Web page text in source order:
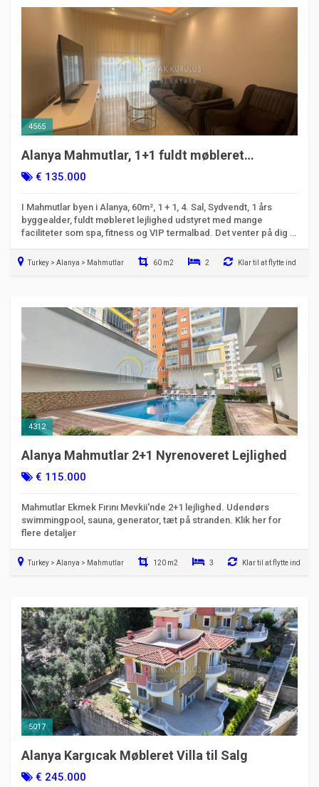
4565
Alanya Mahmutlar, 1+1 fuldt møbleret
lejlighed | Luksusliv og eksklusiv komfort.
€ 135.000
I Mahmutlar byen i Alanya, 60m², 1 + 1, 4. Sal, Sydvendt, 1 års
byggealder, fuldt møbleret lejlighed udstyret med mange
faciliteter som spa, fitness og VIP termalbad. Det venter på dig til
Turkey > Alanya > Mahmutlar 60 m2 2 Klar til at flytte ind
4312
Alanya Mahmutlar 2+1 Nyrenoveret Lejlighed
€ 115.000
Mahmutlar Ekmek Fırını Mevkii'nde 2+1 lejlighed. Udendørs
swimmingpool, sauna, generator, tæt på stranden. Klik her for
flere detaljer
Turkey > Alanya > Mahmutlar 120 m2 3 Klar til at flytte ind
5017
Alanya Kargıcak Møbleret Villa til Salg
€ 245.000